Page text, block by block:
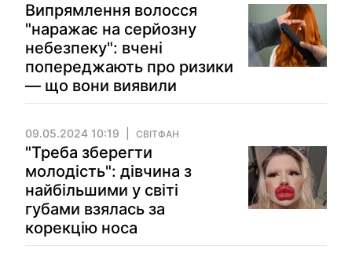
Випрямлення волосся
"наражає на серйозну
небезпеку": вчені
попереджають про ризики
— що вони виявили
09.05.2024 10:19 СВІТФАН
"Треба зберегти
молодість": дівчина з
найбільшими у світі
губами взялась за
корекцію носа